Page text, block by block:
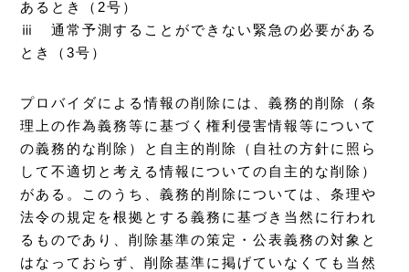
あるとき（2号）
ⅲ 通常予測することができない緊急の必要がある
とき（3号）
プロバイダによる情報の削除には、義務的削除（条
理上の作為義務等に基づく権利侵害情報等について
の義務的な削除）と自主的削除（自社の方針に照ら
して不適切と考える情報についての自主的な削除）
がある。このうち、義務的削除については、条理や
法令の規定を根拠とする義務に基づき当然に行われ
るものであり、削除基準の策定・公表義務の対象と
はなっておらず、削除基準に掲げていなくても当然